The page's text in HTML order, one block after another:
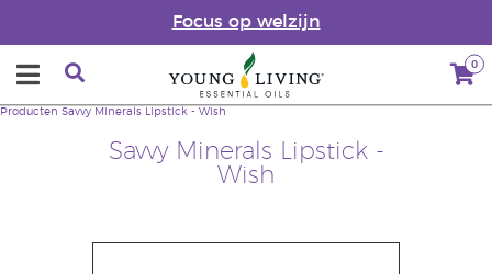
Focus op welzijn
0
Savvy Minerals Lipstick -
Wish
Producten Savvy Minerals Lipstick - Wish